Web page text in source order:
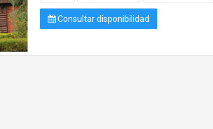
Consultar disponibilidad